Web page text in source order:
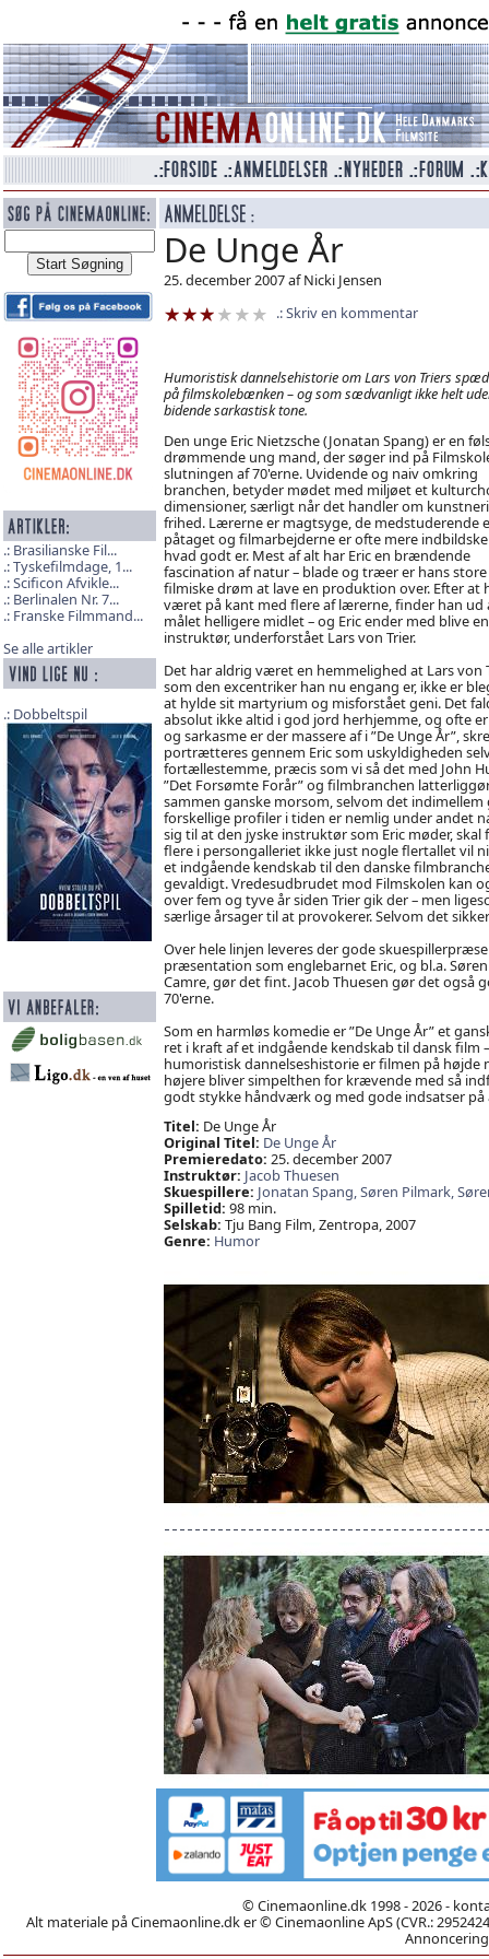
Brasilianske Fil...
Tyskefilmdage, 1...
Scificon Afvikle...
Berlinalen Nr. 7...
Franske Filmmand...
Se alle artikler
Dobbeltspil
De Unge År
25. december 2007 af Nicki Jensen
Skriv en kommentar
Humoristisk dannelsehistorie om Lars von Triers
på filmskolebænken – og som sædvanligt ikke helt
bidende sarkastisk tone.
Den unge Eric Nietzsche (Jonatan Spang) er en
drømmende ung mand, der søger ind på
slutningen af 70'erne. Uvidende og naiv omkring
branchen, betyder mødet med miljøet et
dimensioner, særligt når det handler om
frihed. Lærerne er magtsyge, de medstuderende
påtaget og filmarbejderne er ofte mere
hvad godt er. Mest af alt har Eric en brændende
fascination af natur – blade og træer er hans store
filmiske drøm at lave en produktion over. Efter at
været på kant med flere af lærerne, finder han ud
målet helligere midlet – og Eric ender med blive
instruktør, underforstået Lars von Trier.
Det har aldrig været en hemmelighed at Lars von
som den excentriker han nu engang er, ikke er
at hylde sit martyrium og misforstået geni. Det
absolut ikke altid i god jord herhjemme, og ofte
og sarkasme er der massere af i ”De Unge År”,
portrætteres gennem Eric som uskyldigheden
fortællestemme, præcis som vi så det med John
”Det Forsømte Forår” og filmbranchen
sammen ganske morsom, selvom det
forskellige profiler i tiden er nemlig under andet
sig til at den jyske instruktør som Eric møder,
flere i persongalleriet ikke just nogle flertallet vil
et indgående kendskab til den danske
gevaldigt. Vredesudbrudet mod Filmskolen kan
over fem og tyve år siden Trier gik der – men
særlige årsager til at provokerer. Selvom det
Over hele linjen leveres der gode
præsentation som englebarnet Eric, og bl.a.
Camre, gør det fint. Jacob Thuesen gør det også
70'erne.
Som en harmløs komedie er ”De Unge År” et
ret i kraft af et indgående kendskab til dansk film
humoristisk dannelseshistorie er filmen på
højere bliver simpelthen for krævende med så
godt stykke håndværk og med gode indsatser på
Titel: De Unge År
Original Titel: De Unge År
Premieredato: 25. december 2007
Instruktør: Jacob Thuesen
Skuespillere: Jonatan Spang,Søren Pilmark,
Spilletid: 98 min.
Selskab: Tju Bang Film, Zentropa, 2007
Genre: Humor
© Cinemaonline.dk 1998 - 2026 -
Alt materiale på Cinemaonline.dk er © Cinemaonline ApS (CVR.: